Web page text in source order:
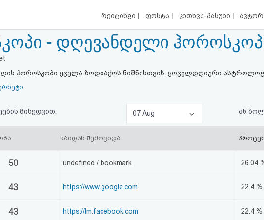
რეიტინგი | ფოსტა | კითხვა-პასუხი |
- დღევანდელი
ჰოროსკოპი ყველა ზოდიაქოს ნიშნისთვის. ყოველდღიური
მიხედვით: 07 Aug ან
საიდან შემოვიდა
50 undefined / bookmark 26.04
43 https://www.google.com 22.4 %
43 https://lm.facebook.com 22.4 %